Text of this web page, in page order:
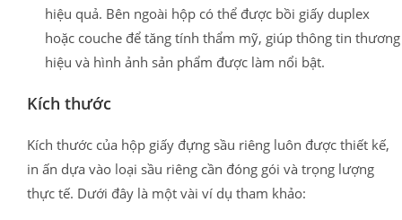
hiệu quả. Bên ngoài hộp có thể được bồi giấy duplex
hoặc couche để tăng tính thẩm mỹ, giúp thông tin thương
hiệu và hình ảnh sản phẩm được làm nổi bật.
Kích thước
Kích thước của hộp giấy đựng sầu riêng luôn được thiết kế,
in ấn dựa vào loại sầu riêng cần đóng gói và trọng lượng
thực tế. Dưới đây là một vài ví dụ tham khảo: